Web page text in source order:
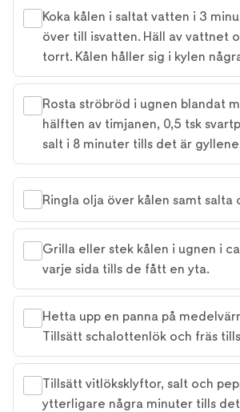
Koka kålen i saltat vatten i 3
över till isvatten. Häll av vattnet
torrt. Kålen håller sig i kylen
Rosta ströbröd i ugnen blandat
hälften av timjanen, 0,5 tsk
salt i 8 minuter tills det är
Ringla olja över kålen samt salta
Grilla eller stek kålen i ugnen i
varje sida tills de fått en yta.
Hetta upp en panna på
Tillsätt schalottenlök och fräs
Tillsätt vitlöksklyftor, salt och
ytterligare några minuter tills